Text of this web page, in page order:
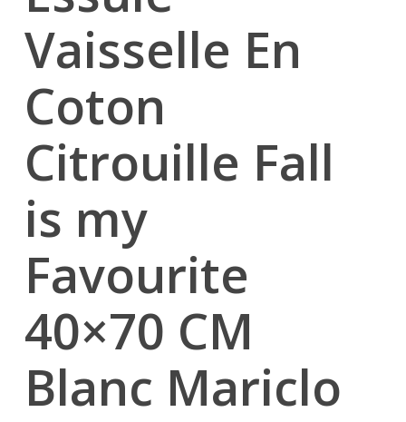
Vaisselle En
Coton
Citrouille Fall
is my
Favourite
40×70 CM
Blanc Mariclo